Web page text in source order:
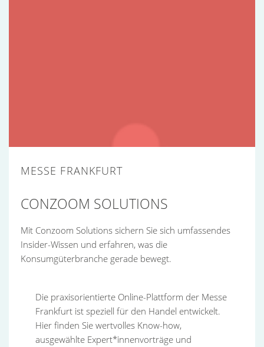
MESSE FRANKFURT
CONZOOM SOLUTIONS
Mit Conzoom Solutions sichern Sie sich umfassendes
Insider-Wissen und erfahren, was die
Konsumgüterbranche gerade bewegt.
Die praxisorientierte Online-Plattform der Messe
Frankfurt ist speziell für den Handel entwickelt.
Hier finden Sie wertvolles Know-how,
ausgewählte Expert*innenvorträge und